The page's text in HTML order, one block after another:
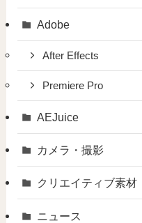
Adobe
After Effects
Premiere Pro
AEJuice
カメラ・撮影
クリエイティブ素材
ニュース